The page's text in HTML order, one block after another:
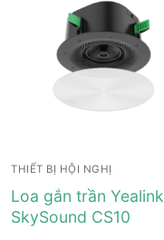
Sản phẩm
Tài liệu hướng dẫn
Tài liệu hướng dẫn
Đại lý
Tin tức
THIẾT BỊ HỘI NGHỊ
Loa gắn trần Yealink
SkySound CS10